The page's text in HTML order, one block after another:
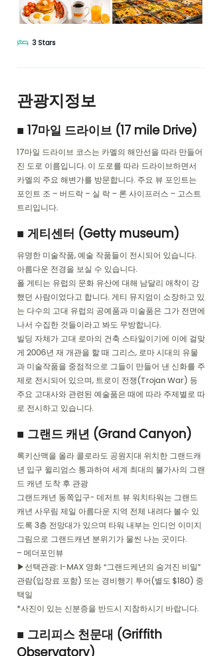
3 Stars
관광지정보
■ 17마일 드라이브 (17 mile Drive)
17마일 드라이브 코스는 카멜의 해안선을 따라 만들어
진 도로 이름입니다. 이 도로를 따라 드라이브하면서
카멜의 주요 해변가를 방문합니다. 주요 뷰 포인트는
포인트 조 – 버드락 – 실 락 – 론 사이프러스 – 고스트
트리입니다.
■ 게티센터 (Getty museum)
유명한 미술작품, 예술 작품들이 전시되어 있습니다.
아름다운 전경을 보실 수 있습니다.
폴 게티는 유럽의 문화 유산에 대해 남달리 애착이 강
했던 사람이었다고 합니다. 게티 뮤지엄이 소장하고 있
는 다수의 고대 유럽의 공예품과 미술품은 그가 전면에
나서 수집한 것들이라고 봐도 무방합니다.
빌딩 자체가 고대 로마의 건축 스타일이기에 이에 걸맞
게 2006년 재 개관을 할 때 그리스, 로마 시대의 유물
과 미술작품을 중점적으로 그들이 만들어 낸 신화를 주
제로 전시되어 있으며, 트로이 전쟁(Trojan War) 등
주요 고대사와 관련된 예술품은 때에 따라 주제별로 따
로 전시하고 있습니다.
■ 그랜드 캐년 (Grand Canyon)
록키산맥을 올라 콜로라도 공원지대 위치한 그랜드캐
년 입구 윌리엄스 통과하여 세계 최대의 불가사의 그랜
드 캐년 도착 후 관광
그랜드캐년 동쪽입구- 데저트 뷰 워치타워는 그랜드
캐년 사우림 제일 아름다운 지역 전체 내려다 볼수 있
도록 3층 전망대가 있으며 타워 내부는 인디언 이미지
그림으로 그랜드캐년 분위기가 물씬 나는 곳이다.
– 메더포인뷰
▶선택관광: I-MAX 영화 “그랜드케년의 숨겨진 비밀”
관람(입장료 포함) 또는 경비행기 투어(별도 $180) 중
택일
*사진이 있는 신분증을 반드시 지참하시기 바랍니다.
■ 그리피스 천문대 (Griffith
Observatory)